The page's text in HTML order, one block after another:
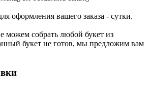
оформления вашего заказа - сутки.
можем собрать любой букет из
букет не готов, мы предложим вам